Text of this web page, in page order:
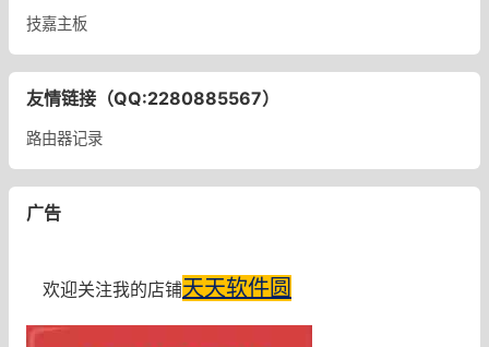
技嘉主板
友情链接（QQ:2280885567）
路由器记录
广告
欢迎关注我的店铺天天软件圆